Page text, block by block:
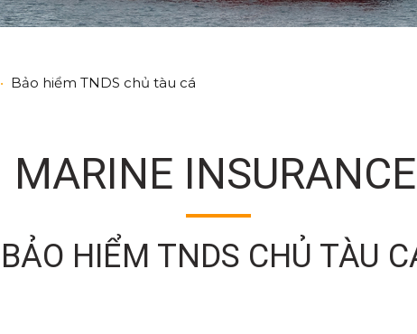
• Bảo hiểm TNDS chủ tàu cá
MARINE INSURANCE
BẢO HIỂM TNDS CHỦ TÀU